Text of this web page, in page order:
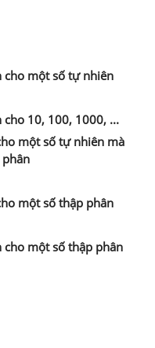
cho một số tự nhiên
cho 10, 100, 1000, ...
một số tự nhiên mà
một số thập phân
cho một số thập phân